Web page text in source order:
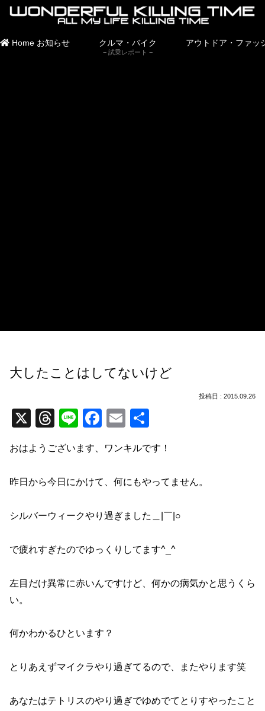
Home お知らせ クルマ・バイク
試乗レポート
アウトドア・ファッ
大したことはしてないけど
2015.09.26
X
T
e
a
s
Li
e
F
c
e
o
k
E
ail
おはようございます、ワンキルです！
昨日から今日にかけて、何にもやってません。
シルバーウィークやり過ぎました＿|￣|○
で疲れすぎたのでゆっくりしてます^_^
左目だけ異常に赤いんですけど、何かの病気かと思うくら
い。
何かわかるひといます？
とりあえずマイクラやり過ぎてるので、またやります笑
あなたはテトリスのやり過ぎでゆめでてとりすやったこと